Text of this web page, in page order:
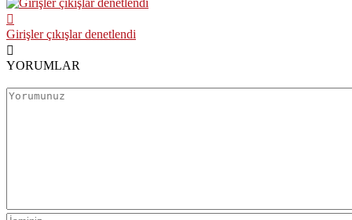
Girişler çıkışlar denetlendi
YORUMLAR